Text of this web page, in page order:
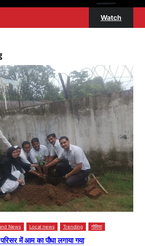
Watch
News Local news Trending गोमिया
में आम का पौधा लगाया गया